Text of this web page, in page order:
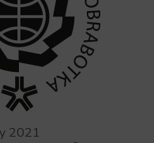
2021